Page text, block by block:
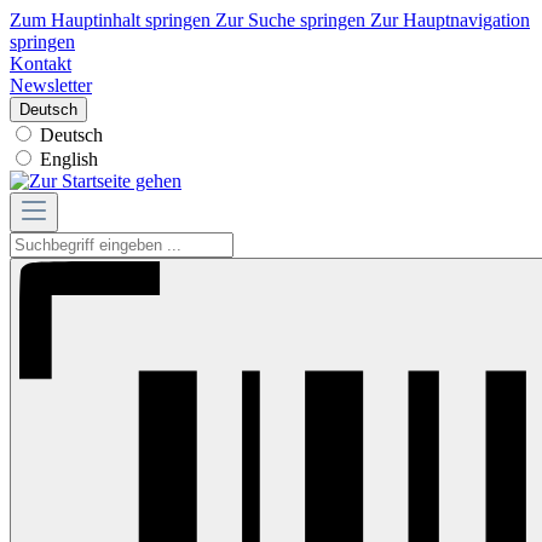
Zum Hauptinhalt springen Zur Suche springen Zur Hauptnavigation
springen
Kontakt
Newsletter
Deutsch
Deutsch
English